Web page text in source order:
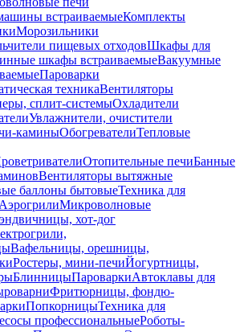
встраиваемыеКомплекты
Морозильники
пищевых отходовШкафы для
шкафы встраиваемыеВакуумные
Пароварки
техникаВентиляторы
сплит-системыОхладители
Увлажнители, очистители
каминыОбогревателиТепловые
Отопительные печиБанные
Вентиляторы вытяжные
баллоны бытовыеТехника для
АэрогрилиМикроволновые
хот-дог
Вафельницы, орешницы,
Ростеры, мини-печиЙогуртницы,
БлинницыПароваркиАвтоклавы для
Фритюрницы, фондю-
ПопкорницыТехника для
профессиональныеРоботы-